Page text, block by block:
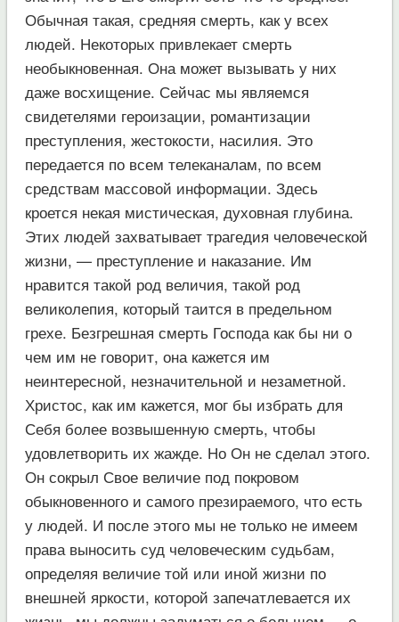
Обычная такая, средняя смерть, как у всех
людей. Некоторых привлекает смерть
необыкновенная. Она может вызывать у них
даже восхищение. Сейчас мы являемся
свидетелями героизации, романтизации
преступления, жестокости, насилия. Это
передается по всем телеканалам, по всем
средствам массовой информации. Здесь
кроется некая мистическая, духовная глубина.
Этих людей захватывает трагедия человеческой
жизни, — преступление и наказание. Им
нравится такой род величия, такой род
великолепия, который таится в предельном
грехе. Безгрешная смерть Господа как бы ни о
чем им не говорит, она кажется им
неинтересной, незначительной и незаметной.
Христос, как им кажется, мог бы избрать для
Себя более возвышенную смерть, чтобы
удовлетворить их жажде. Но Он не сделал этого.
Он сокрыл Свое величие под покровом
обыкновенного и самого презираемого, что есть
у людей. И после этого мы не только не имеем
права выносить суд человеческим судьбам,
определяя величие той или иной жизни по
внешней яркости, которой запечатлевается их